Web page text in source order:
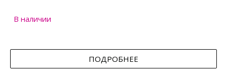
В наличии
ПОДРОБНЕЕ